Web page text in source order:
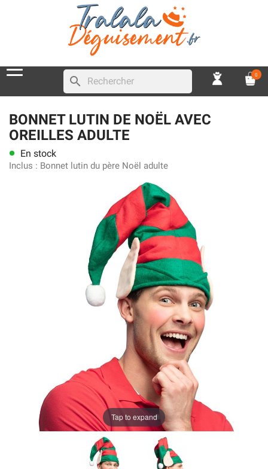
search 0
BONNET LUTIN DE NOËL AVEC
OREILLES ADULTE
lens En stock
Inclus : Bonnet lutin du père Noël adulte
Tap to expand